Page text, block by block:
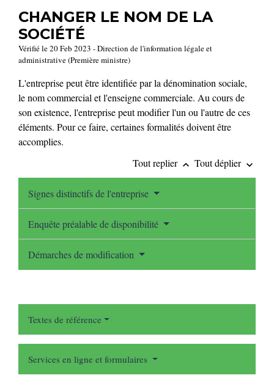
CHANGER LE NOM DE LA
SOCIÉTÉ
Vérifié le 20 Feb 2023 - Direction de l'information légale et
administrative (Première ministre)
L'entreprise peut être identifiée par la dénomination sociale,
le nom commercial et l'enseigne commerciale. Au cours de
son existence, l'entreprise peut modifier l'un ou l'autre de ces
éléments. Pour ce faire, certaines formalités doivent être
accomplies.
Tout replier keyboard_arrow_up Tout déplier keyboard_arrow_down
Signes distinctifs de l'entreprise
Enquête préalable de disponibilité
Démarches de modification
Textes de référence
Services en ligne et formulaires